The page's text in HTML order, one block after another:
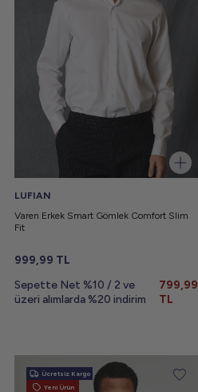
LUFIAN
Varen Erkek Smart Gömlek Comfort Slim
Fit
999,99 TL
Sepette Net %10 / 2 ve
üzeri alımlarda %20 indirim
799,99
TL
Ücretsiz Kargo
Yeni Ürün